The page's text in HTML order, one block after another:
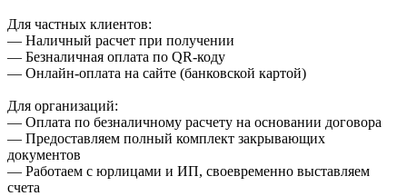
Для частных клиентов:
— Наличный расчет при получении
— Безналичная оплата по QR-коду
— Онлайн-оплата на сайте (банковской картой)
Для организаций:
— Оплата по безналичному расчету на основании договора
— Предоставляем полный комплект закрывающих
документов
— Работаем с юрлицами и ИП, своевременно выставляем
счета